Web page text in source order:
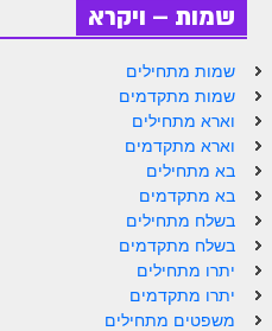
הזוהר הקדוש וארא מתקדמים
הזוהר הקדוש בא מתחילים
הזוהר הקדוש בא מתקדמים
הזוהר הקדוש בשלח מתחילים
הזוהר הקדוש בשלח מתקדמים
הזוהר הקדוש יתרו מתחילים
משפטים מתחילים
שמות – ויקרא
שמות מתחילים
שמות מתקדמים
וארא מתחילים
וארא מתקדמים
בא מתחילים
בא מתקדמים
בשלח מתחילים
בשלח מתקדמים
יתרו מתחילים
יתרו מתקדמים
משפטים מתחילים